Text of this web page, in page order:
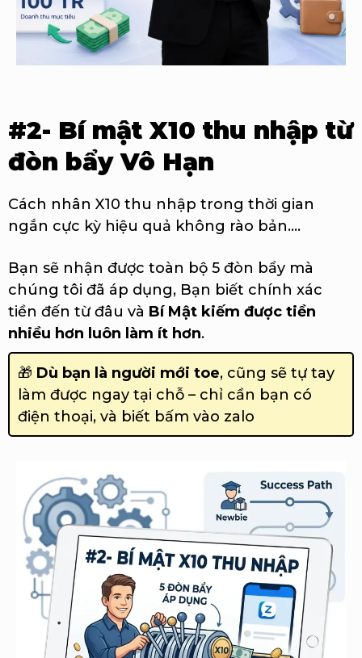
#2- Bí mật X10 thu nhập từ
đòn bẩy Vô Hạn
Cách nhân X10 thu nhập trong thời gian
ngắn cực kỳ hiệu quả không rào bản....
Bạn sẽ nhận được toàn bộ 5 đòn bẩy mà
chúng tôi đã áp dụng, Bạn biết chính xác
tiền đến từ đâu và Bí Mật kiếm được tiền
nhiều hơn luôn làm ít hơn.
🎁 Dù bạn là người mới toe, cũng sẽ tự tay
làm được ngay tại chỗ – chỉ cần bạn có
điện thoại, và biết bấm vào zalo